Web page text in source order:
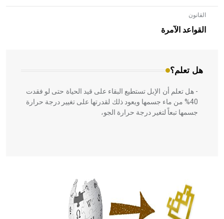
القانون
القواعد الآمرة
هل تعلم؟
- هل تعلم أن الأبلق نوع من الفنون الهندسية التي ارتبطت
بالعمارة الإسلامية في بلاد الشام ومصر خاصة، حيث يحرص
المعمار على بناء مداميكه وخاصة في الواجهات
- هل تعلم أن الإبل تستطيع البقاء على قيد الحياة حتى لو فقدت
40% من ماء جسمها ويعود ذلك لقدرتها على تغيير درجة حرارة
جسمها تبعاً لتغير درجة حرارة الجو،
الحكم، الأدلة، تنظيم التغذية، ورسالته في جروح الرأس. ويعود
له الفضل بأنه حرر الطب من الدين والفلسفة.